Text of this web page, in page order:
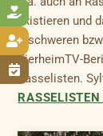



existieren und
erschweren
TierheimTV-
Rasselisten.
RASSELISTEN